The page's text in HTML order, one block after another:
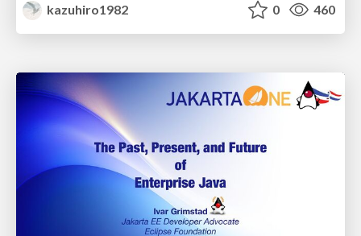
kazuhiro1982
0 460